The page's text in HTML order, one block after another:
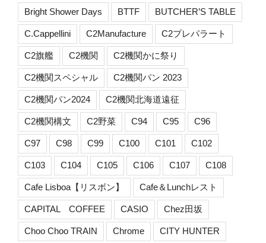
Bright Shower Days BTTF BUTCHER’S TABLE
C.Cappellini C2Manufacture C2プレパラート
C2旗艦 C2機関 C2機関かに祭り
C2機関スペシャル C2機関パン 2023
C2機関パン2024 C2機関北海道遠征
C2機関構文 C2野菜 C94 C95 C96
C97 C98 C99 C100 C101 C102
C103 C104 C105 C106 C107 C108
Cafe Lisboa【リスボン】 Cafe＆Lunchレスト
CAPITAL COFFEE CASIO Chez田坂
Choo Choo TRAIN Chrome CITY HUNTER